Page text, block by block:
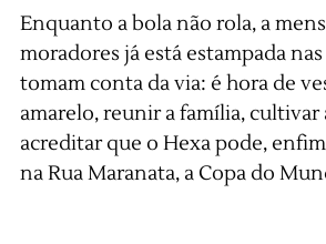
Enquanto a bola não rola, a
moradores já está estampada
tomam conta da via: é hora de
amarelo, reunir a família, cultivar
acreditar que o Hexa pode,
na Rua Maranata, a Copa do